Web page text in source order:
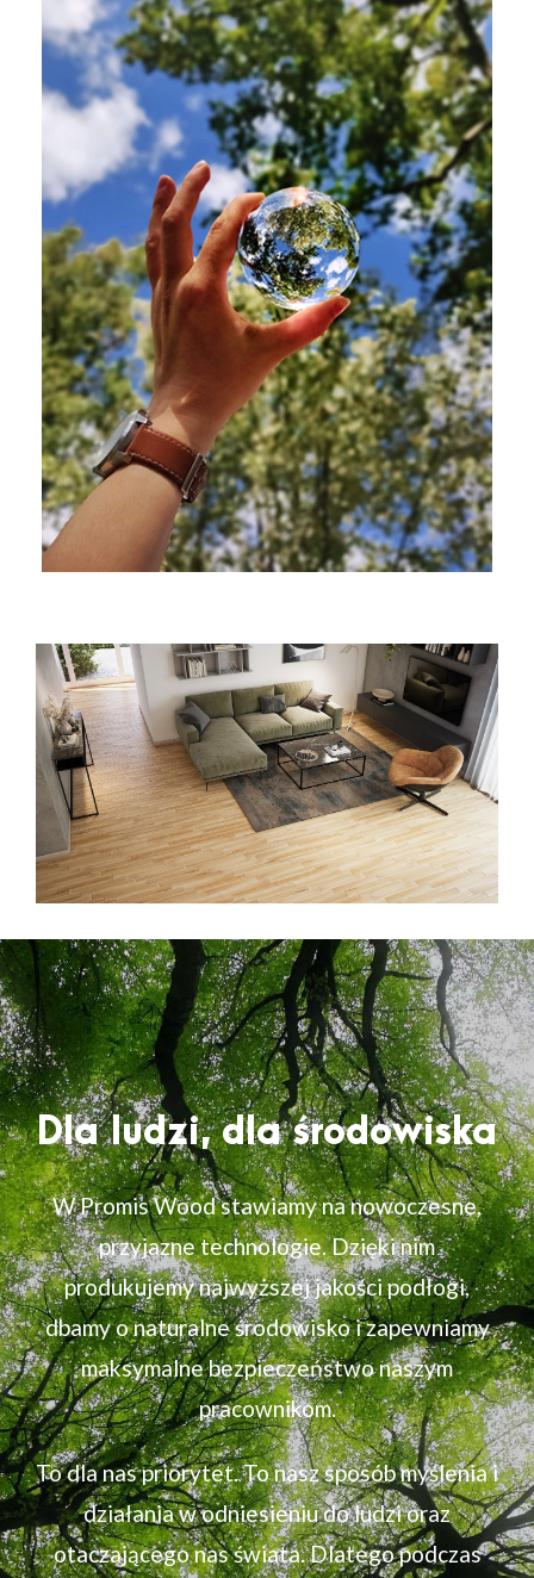
Dla ludzi, dla środowiska
W Promis Wood stawiamy na nowoczesne,
przyjazne technologie. Dzięki nim
produkujemy najwyższej jakości podłogi,
dbamy o naturalne środowisko i zapewniamy
maksymalne bezpieczeństwo naszym
pracownikom.
To dla nas priorytet. To nasz sposób myślenia i
działania w odniesieniu do ludzi oraz
otaczającego nas świata. Dlatego podczas